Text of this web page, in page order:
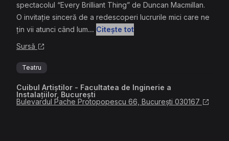
spectacolul “Every Brilliant Thing” de Duncan Macmillan.
O invitație sinceră de a redescoperi lucrurile mici care ne
țin vii atunci când lum... Citește tot
Sursă
Teatru
Cuibul Artiștilor - Facultatea de Inginerie a
Instalațiilor, București
Bulevardul Pache Protopopescu 66, București 030167